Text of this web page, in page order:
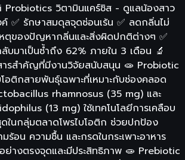
วิตามินแคร์ซิส - ดูแลน้องสาว
✅ รักษาสมดุลจุดซ่อนเร้น ✅ ลดกลิ่นไม่
ตุของปัญหากลิ่นและสิ่งผิดปกติต่างๆ ✅
บมาเป็นซ้ำถึง 62% ภายใน 3 เดือน 🔬
รสำคัญที่มีงานวิจัยสนับสนุน 🧫 Probiotic
อติกสายพันธุ์เฉพาะที่เหมาะกับช่องคลอด
rhamnosus (35 mg) และ
(13 mg) ใช้เทคโนโลยีการเคลือบ
ในกลุ่มตลาดโพรไบโอติก ช่วยปกป้อง
ร้อน ความชื้น และกรดในกระเพาะอาหาร
อย่างตรงจุดและมีประสิทธิภาพ 🧫 Prebiotic